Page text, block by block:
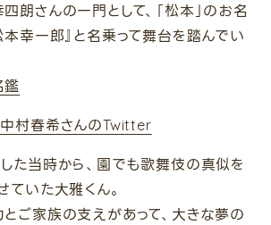
朗さんの一門として、「松本」のお名
本幸一郎』と名乗って舞台を踏んでい
村春希さんのTwitter
た当時から、園でも歌舞伎の真似を
ていた大雅くん。
ご家族の支えがあって、大きな夢の